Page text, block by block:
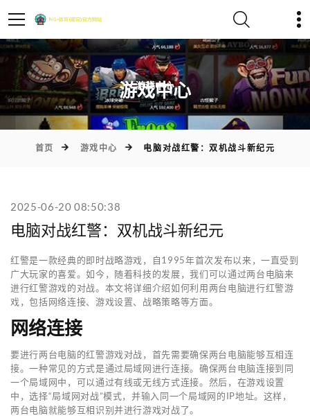
)
游戏中心
首页 游戏中心 电脑对战红警：双机战斗新纪元
2025-06-20 08:50:38
电脑对战红警：双机战斗新纪元
红警是一款经典的即时战略游戏，自1995年首次发布以来，一直受到
广大玩家的喜爱。如今，随着科技的发展，我们可以通过两台电脑来
进行红警游戏的对战。本文将详细介绍如何利用两台电脑进行红警游
戏，包括网络连接、游戏设置、战略策略等方面。
网络连接
要进行两台电脑的红警游戏对战，首先需要确保两台电脑能够互相连
接。一种常见的方式是通过局域网进行连接。确保两台电脑连接到同
一个局域网中，可以通过有线或无线方式连接。然后，在游戏设置
中，选择“局域网对战”模式，并输入同一个局域网的IP地址。这样，
两台电脑就能够互相识别并进行游戏对战了。